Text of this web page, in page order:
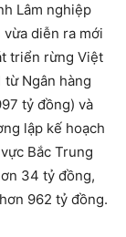
Lâm nghiệp
diễn ra mới
triển rừng Việt
từ Ngân hàng
tỷ đồng) và
lập kế hoạch
Bắc Trung
34 tỷ đồng,
962 tỷ đồng.